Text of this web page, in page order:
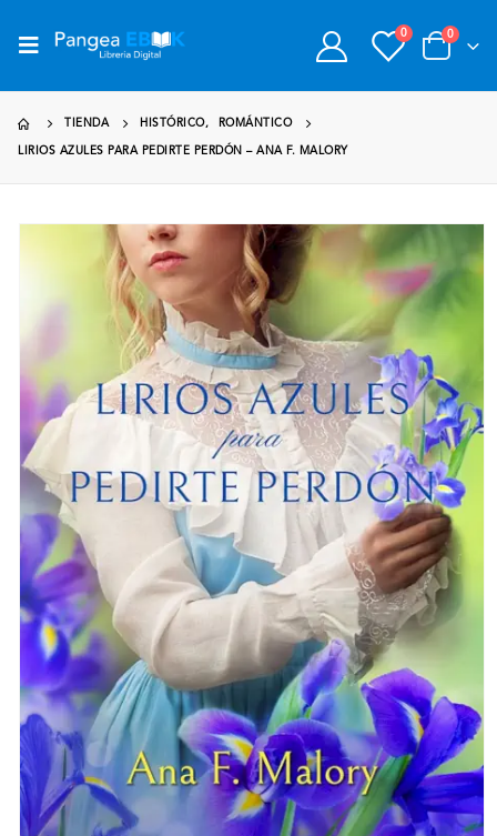
0 0
TIENDA HISTÓRICO, ROMÁNTICO
LIRIOS AZULES PARA PEDIRTE PERDÓN – ANA F. MALORY